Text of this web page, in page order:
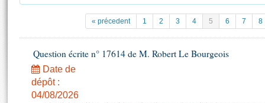
Projets de loi
Propositions de loi
Amendements
Textes adoptés
Documents de référence
( Constitution | Règlement de l'Assemblée ... )
Histoire
Juniors
La Bibliothèque
Contacts et plan d'accès
Photos libres de droit
« précedent 1 2 3 4 5 6 7 8
Question écrite n° 17614 de M. Robert Le Bourgeois
Date de
dépôt :
04/08/2026